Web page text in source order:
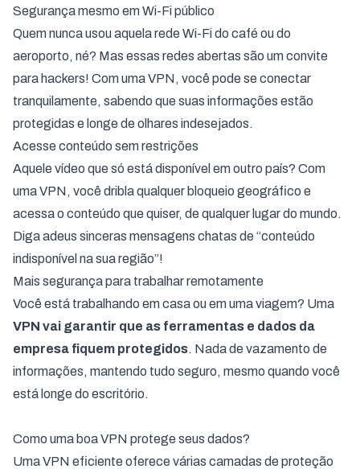
Segurança mesmo em Wi-Fi público
Quem nunca usou aquela rede Wi-Fi do café ou do
aeroporto, né? Mas essas redes abertas são um convite
para hackers! Com uma VPN, você pode se conectar
tranquilamente, sabendo que suas informações estão
protegidas e longe de olhares indesejados.
Acesse conteúdo sem restrições
Aquele vídeo que só está disponível em outro país? Com
uma VPN, você dribla qualquer bloqueio geográfico e
acessa o conteúdo que quiser, de qualquer lugar do mundo.
Diga adeus sinceras mensagens chatas de “conteúdo
indisponível na sua região”!
Mais segurança para trabalhar remotamente
Você está trabalhando em casa ou em uma viagem? Uma
VPN vai garantir que as ferramentas e dados da
empresa fiquem protegidos. Nada de vazamento de
informações, mantendo tudo seguro, mesmo quando você
está longe do escritório.
Como uma boa VPN protege seus dados?
Uma VPN eficiente oferece várias camadas de proteção